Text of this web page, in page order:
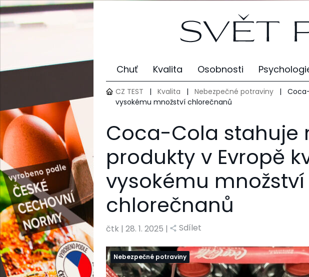
Chuť Kvalita Osobnosti
CZ TEST | Kvalita | Nebezpečné potraviny |
vysokému množství chlorečnanů
Coca-Cola stahuje
produkty v Evropě
vysokému množství
chlorečnanů
čtk | 28. 1. 2025 | Sdílet
Nebezpečné potraviny